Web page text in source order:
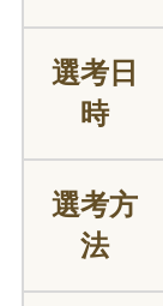
選考日
時
選考方
法